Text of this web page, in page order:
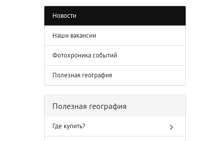
Новости
Наши вакансии
Фотохроника событий
Полезная география
Полезная география
Где купить?